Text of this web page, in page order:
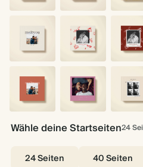
Weiß Beige Herzen
Du
und
Cream
Klebe
bei
Bleib
Rosa
Du
&
Rosa Unsere
Wähle deine Startseiten24
24 Seiten 40 Seiten